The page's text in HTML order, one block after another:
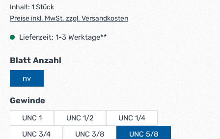
Inhalt: 1 Stück
Preise inkl. MwSt. zzgl. Versandkosten
Lieferzeit: 1-3 Werktage**
Blatt Anzahl
nv
Gewindeauswählen
UNC 1 UNC 1/2
UNC 1/4
UNC 3/4
UNC 3/8
UNC 5/8